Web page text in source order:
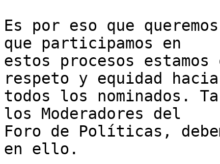
Es por eso que
que participamos en
estos procesos
respeto y equidad
todos los nominados.
los Moderadores del
Foro de Políticas,
en ello.